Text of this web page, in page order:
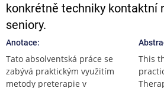
konkrétně techniky kontaktní
seniory.
Anotace:
Tato absolventská práce se
zabývá praktickým využitím
metody preterapie v
This